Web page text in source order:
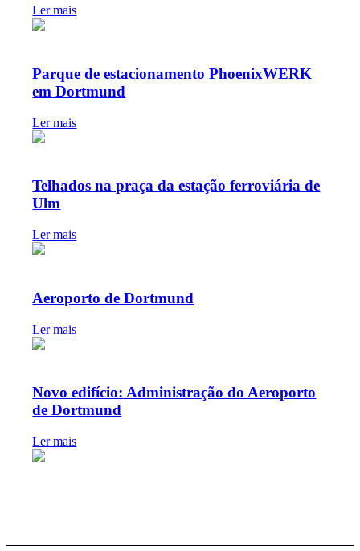
Ler mais
Parque de estacionamento PhoenixWERK
em Dortmund
Ler mais
Telhados na praça da estação ferroviária de
Ulm
Ler mais
Aeroporto de Dortmund
Ler mais
Novo edifício: Administração do Aeroporto
de Dortmund
Ler mais